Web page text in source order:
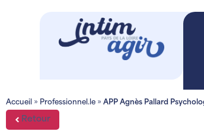
Accueil » Professionnel.le » APP Agnès Pallard
Retour